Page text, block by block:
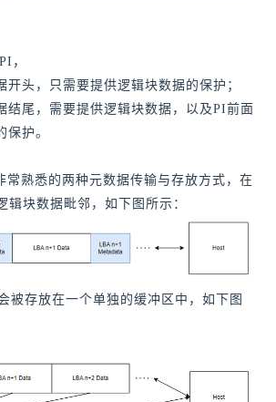
，
开头，只需要提供逻辑块数据的保护；
结尾，需要提供逻辑块数据，以及PI前面
保护。
熟悉的两种元数据传输与存放方式，在
辑块数据毗邻，如下图所示：
被存放在一个单独的缓冲区中，如下图